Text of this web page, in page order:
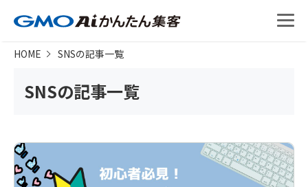
HOME SNSの記事一覧
SNSの記事一覧